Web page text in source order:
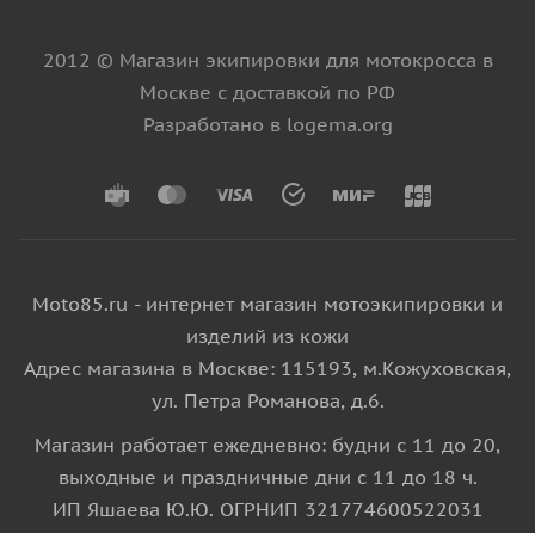
2012 © Магазин экипировки для мотокросса в
Москве с доставкой по РФ
Разработано в logema.org
Moto85.ru - интернет магазин мотоэкипировки и
изделий из кожи
Адрес магазина в Москве: 115193, м.Кожуховская,
ул. Петра Романова, д.6.
Магазин работает ежедневно: будни с 11 до 20,
выходные и праздничные дни с 11 до 18 ч.
ИП Яшаева Ю.Ю. ОГРНИП 321774600522031